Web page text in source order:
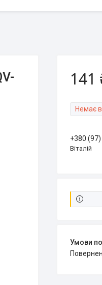
141
Немає
+380
Віталій